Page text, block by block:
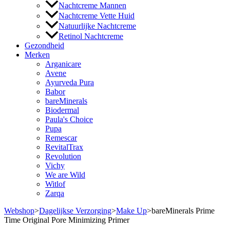
Nachtcreme Mannen
Nachtcreme Vette Huid
Natuurlijke Nachtcreme
Retinol Nachtcreme
Gezondheid
Merken
Arganicare
Avene
Ayurveda Pura
Babor
bareMinerals
Biodermal
Paula's Choice
Pupa
Remescar
RevitalTrax
Revolution
Vichy
We are Wild
Witlof
Zarqa
Webshop>Dagelijkse Verzorging>Make Up>bareMinerals Prime
Time Original Pore Minimizing Primer